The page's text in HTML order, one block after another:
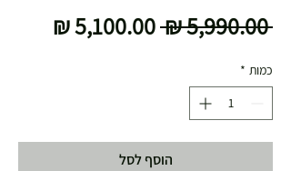
‏5,990.00 ‏₪
מחיר
כמות *
הוסף לסל